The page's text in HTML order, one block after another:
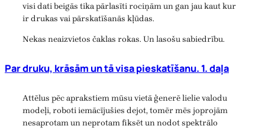
visi dati beigās tika pārlasīti rociņām un gan jau kaut kur
ir drukas vai pārskatīšanās kļūdas.
Nekas neaizvietos čaklas rokas. Un lasošu sabiedrību.
Par druku, krāsām un tā visa pieskatīšanu. 1. daļa
Attēlus pēc aprakstiem mūsu vietā ģenerē lielie valodu
modeļi, roboti iemācījušies dejot, tomēr mēs joprojām
nesaprotam un neprotam fiksēt un nodot spektrālo